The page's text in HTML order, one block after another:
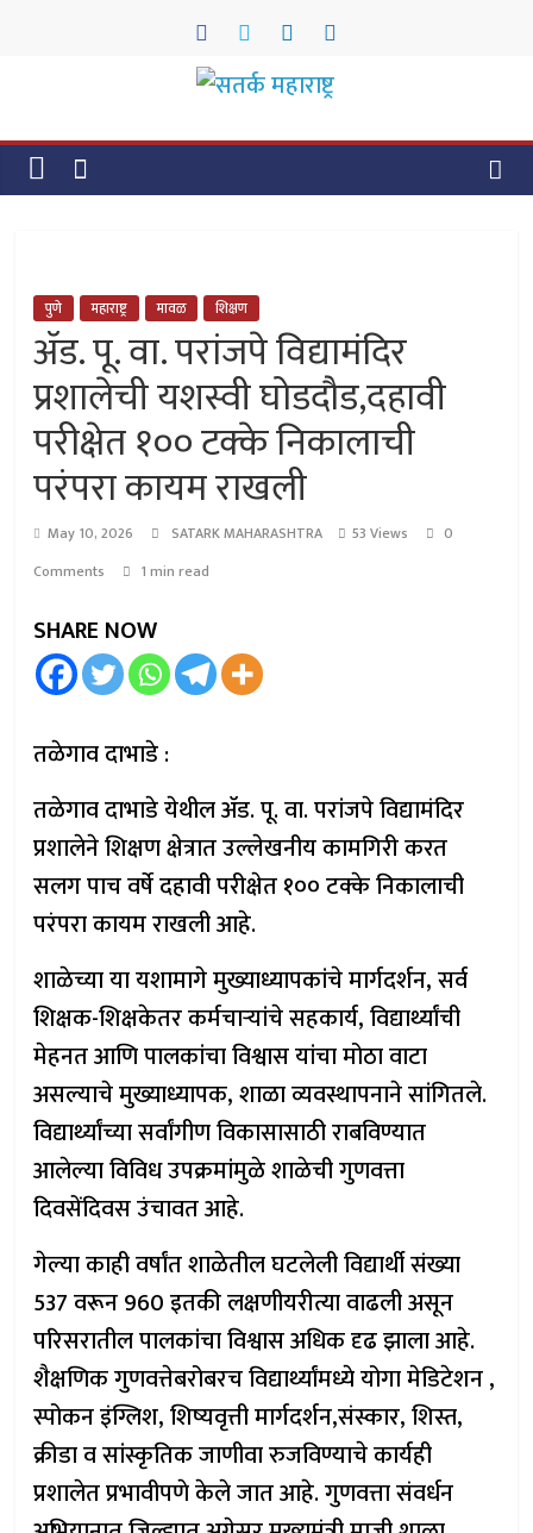
सतर्क
महाराष्ट्र
पुणे महाराष्ट्र मावळ शिक्षण
ॲड. पू. वा. परांजपे विद्यामंदिर
प्रशालेची यशस्वी घोडदौड,दहावी
परीक्षेत १०० टक्के निकालाची
परंपरा कायम राखली
May 10, 2026 SATARK MAHARASHTRA 53 Views
0
Comments
1 min read
SHARE NOW
तळेगाव दाभाडे :
तळेगाव दाभाडे येथील ॲड. पू. वा. परांजपे विद्यामंदिर
प्रशालेने शिक्षण क्षेत्रात उल्लेखनीय कामगिरी करत
सलग पाच वर्षे दहावी परीक्षेत १०० टक्के निकालाची
परंपरा कायम राखली आहे.
शाळेच्या या यशामागे मुख्याध्यापकांचे मार्गदर्शन, सर्व
शिक्षक-शिक्षकेतर कर्मचाऱ्यांचे सहकार्य, विद्यार्थ्यांची
मेहनत आणि पालकांचा विश्वास यांचा मोठा वाटा
असल्याचे मुख्याध्यापक, शाळा व्यवस्थापनाने सांगितले.
विद्यार्थ्यांच्या सर्वांगीण विकासासाठी राबविण्यात
आलेल्या विविध उपक्रमांमुळे शाळेची गुणवत्ता
दिवसेंदिवस उंचावत आहे.
गेल्या काही वर्षांत शाळेतील घटलेली विद्यार्थी संख्या
537 वरून 960 इतकी लक्षणीयरीत्या वाढली असून
परिसरातील पालकांचा विश्वास अधिक दृढ झाला आहे.
शैक्षणिक गुणवत्तेबरोबरच विद्यार्थ्यांमध्ये योगा मेडिटेशन ,
स्पोकन इंग्लिश, शिष्यवृत्ती मार्गदर्शन,संस्कार, शिस्त,
क्रीडा व सांस्कृतिक जाणीवा रुजविण्याचे कार्यही
प्रशालेत प्रभावीपणे केले जात आहे. गुणवत्ता संवर्धन